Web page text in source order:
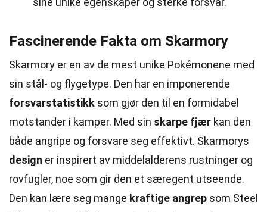
Fascinerende Fakta om Skarmory
Skarmory er en av de mest unike Pokémonene med
sin stål- og flygetype. Den har en imponerende
forsvarstatistikk som gjør den til en formidabel
motstander i kamper. Med sin skarpe fjær kan den
både angripe og forsvare seg effektivt. Skarmorys
design er inspirert av middelalderens rustninger og
rovfugler, noe som gir den et særegent utseende.
Den kan lære seg mange kraftige angrep som Steel